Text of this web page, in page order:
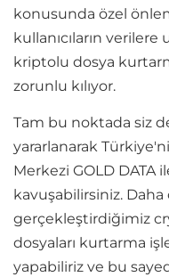
konusunda özel
kullanıcıların verilere
kriptolu dosya
zorunlu kılıyor.
Tam bu noktada siz
yararlanarak
Merkezi GOLD DATA
kavuşabilirsiniz.
gerçekleştirdiğimiz
dosyaları kurtarma
yapabiliriz ve bu